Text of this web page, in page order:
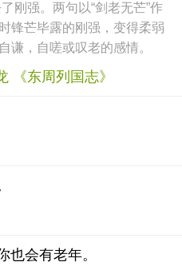
刚强。两句以“剑老无芒”作
锋芒毕露的刚强，变得柔弱
谦，自嗟或叹老的感情。
《东周列国志》
也会有老年。